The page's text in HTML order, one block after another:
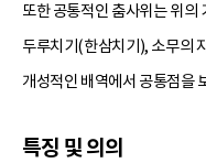
또한 공통적인 춤사위는 위의
두루치기(한삼치기), 소무의
개성적인 배역에서 공통점을
특징 및 의의